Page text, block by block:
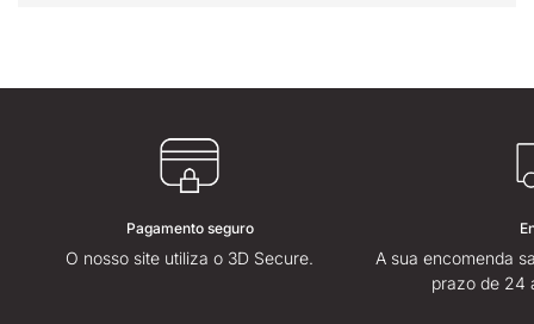
Pagamento seguro
O nosso site utiliza o 3D Secure.
A sua encomenda
prazo de 24